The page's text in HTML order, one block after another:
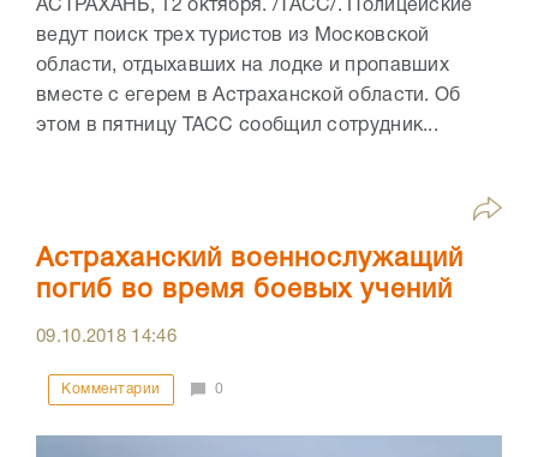
АСТРАХАНЬ, 12 октября. /ТАСС/. Полицейские
ведут поиск трех туристов из Московской
области, отдыхавших на лодке и пропавших
вместе с егерем в Астраханской области. Об
этом в пятницу ТАСС сообщил сотрудник...
Астраханский военнослужащий
погиб во время боевых учений
09.10.2018 14:46
Комментарии 0